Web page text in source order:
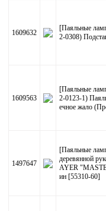
1609632
[Паяльные
2-0308)
1609563
[Паяльные
2-0123-1)
ечное жало
1497647
[Паяльные
деревянной
AYER
ин [55310-60]